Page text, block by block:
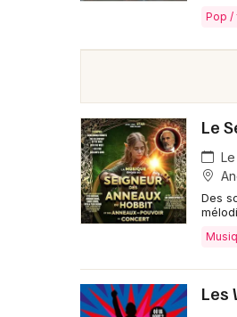
Pop /
Le
Des
Les